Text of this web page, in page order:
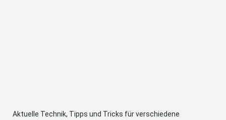
Aktuelle Technik, Tipps und Tricks für verschiedene